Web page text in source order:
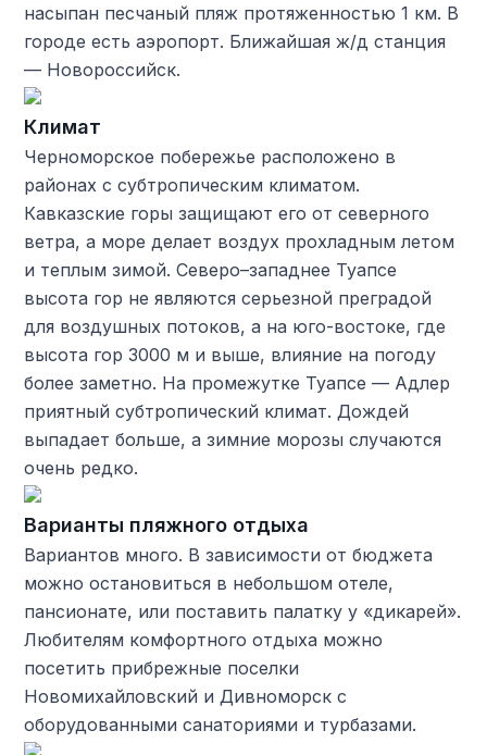
насыпан песчаный пляж протяженностью 1 км. В
городе есть аэропорт. Ближайшая ж/д станция
— Новороссийск.
Климат
Черноморское побережье расположено в
районах с субтропическим климатом.
Кавказские горы защищают его от северного
ветра, а море делает воздух прохладным летом
и теплым зимой. Северо–западнее Туапсе
высота гор не являются серьезной преградой
для воздушных потоков, а на юго-востоке, где
высота гор 3000 м и выше, влияние на погоду
более заметно. На промежутке Туапсе — Адлер
приятный субтропический климат. Дождей
выпадает больше, а зимние морозы случаются
очень редко.
Варианты пляжного отдыха
Вариантов много. В зависимости от бюджета
можно остановиться в небольшом отеле,
пансионате, или поставить палатку у «дикарей».
Любителям комфортного отдыха можно
посетить прибрежные поселки
Новомихайловский и Дивноморск с
оборудованными санаториями и турбазами.